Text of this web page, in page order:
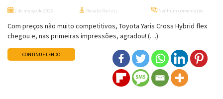
2 de março de 2026 Renato Parizzi Nenhum comentário
Com preços não muito competitivos, Toyota Yaris Cross Hybrid flex
chegou e, nas primeiras impressões, agradou! (…)
CONTINUE LENDO